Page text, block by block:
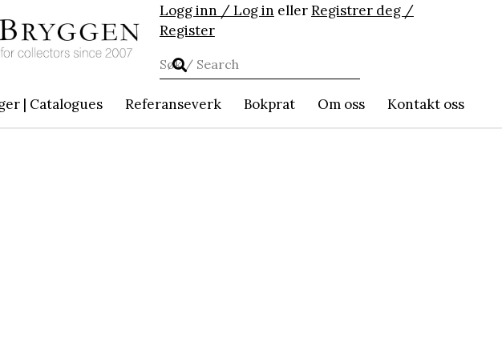
Logg inn / Log in ellerRegistrer deg /
Register
| Catalogues Referanseverk Bokprat Om oss Kontakt oss